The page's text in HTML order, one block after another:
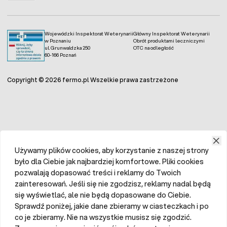
jedzenie. Nie ma również potrzeby przechowywania
saszetek w lodówce, co w przypadku puszek bywa często
uciążliwe ze względu na przenikanie zapachów. Koty nie
chcą również spożywać zimnej karmy, dlatego saszetki są
znacznie atrakcyjniejsze aniżeli porcjowanie puszki dla
kota.
Wojewódzki Inspektorat Weterynarii
w Poznaniu
ul. Grunwaldzka 250
60-166 Poznań
Główny Inspektorat Weterynarii
Obrót produktami leczniczymi
OTC na odległość
Copyright © 2026 fermo.pl Wszelkie prawa zastrzeżone
Używamy plików cookies, aby korzystanie z naszej strony
było dla Ciebie jak najbardziej komfortowe. Pliki cookies
pozwalają dopasować treści i reklamy do Twoich
zainteresowań. Jeśli się nie zgodzisz, reklamy nadal będą
się wyświetlać, ale nie będą dopasowane do Ciebie.
Sprawdź poniżej, jakie dane zbieramy w ciasteczkach i po
co je zbieramy. Nie na wszystkie musisz się zgodzić.